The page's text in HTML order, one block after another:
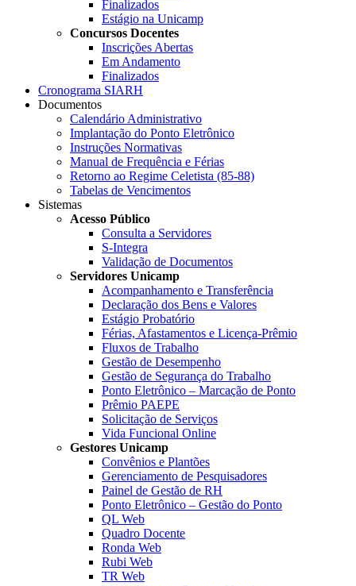
Finalizados
Estágio na Unicamp
Concursos Docentes
Inscrições Abertas
Em Andamento
Finalizados
Cronograma SIARH
Documentos
Calendário Administrativo
Implantação do Ponto Eletrônico
Instruções Normativas
Manual de Frequência e Férias
Retorno ao Regime Celetista (85-88)
Tabelas de Vencimentos
Sistemas
Acesso Público
Consulta a Servidores
S-Integra
Validação de Documentos
Servidores Unicamp
Acompanhamento e Transferência
Declaração dos Bens e Valores
Estágio Probatório
Férias, Afastamentos e Licença-Prêmio
Fluxos de Trabalho
Gestão de Desempenho
Gestão de Segurança do Trabalho
Ponto Eletrônico – Marcação de Ponto
Prêmio PAEPE
Solicitação de Serviços
Vida Funcional Online
Gestores Unicamp
Convênios e Plantões
Gerenciamento de Pesquisadores
Painel de Gestão de RH
Ponto Eletrônico – Gestão do Ponto
QL Web
Quadro Docente
Ronda Web
Rubi Web
TR Web